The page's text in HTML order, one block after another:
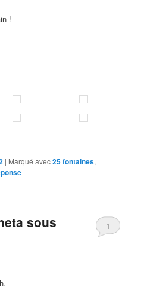
!
| Marqué avec25 fontaines,
sous
1